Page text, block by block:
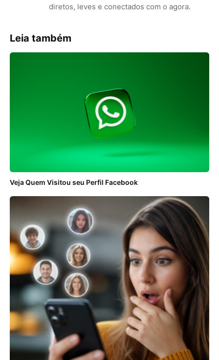
diretos, leves e conectados com o agora.
Leia também
Veja Quem Visitou seu Perfil Facebook